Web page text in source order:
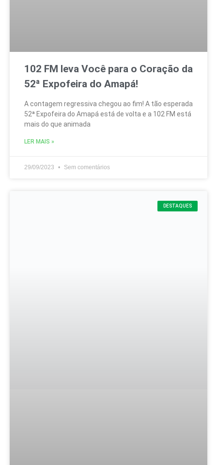
Atrações Empolgantes para o
Retorno Triunfal da Expofeira.
No mais recente anúncio do Governo do Amapá,
grandes nomes da música nacional estão
confirmados para agitar a aguardada volta da
Expofeira, marcada para iniciar